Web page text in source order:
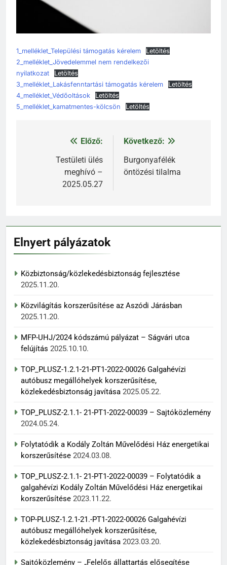
1_melléklet_Települési támogatás kérelem
Letöltés
2_melléklet_Jövedelemmel nem rendelkezői
nyilatkozat
Letöltés
3_melléklet_Lakásfenntartási támogatás kérelem
Letöltés
4_melléklet_Védőoltások
Letöltés
5_melléklet_kamatmentes-kölcsön
Letöltés
Bejegyzés
navigáció
Előző:
Testületi ülés
meghívó –
2025.05.27
Következő:
Burgonyafélék
öntözési tilalma
Elnyert pályázatok
Közbiztonság/közlekedésbiztonság fejlesztése
2025.11.20.
Közvilágítás korszerűsítése az Aszódi Járásban
2025.11.20.
MFP-UHJ/2024 kódszámú pályázat – Ságvári utca
felújítás 2025.10.10.
TOP_PLUSZ-1.2.1-21-PT1-2022-00026 Galgahévízi
autóbusz megállóhelyek korszerűsítése,
közlekedésbiztonság javítása 2025.05.22.
TOP_PLUSZ-2.1.1- 21-PT1-2022-00039 – Sajtóközlemény
2024.05.24.
Folytatódik a Kodály Zoltán Művelődési Ház energetikai
korszerűsítése 2024.03.08.
TOP_PLUSZ-2.1.1- 21-PT1-2022-00039 – Folytatódik a
galgahévízi Kodály Zoltán Művelődési Ház energetikai
korszerűsítése 2023.11.22.
TOP-PLUSZ-1.2.1-21.-PT1-2022-00026 Galgahévízi
autóbusz megállóhelyek korszerűsítése,
közlekedésbiztonság javítása 2023.03.20.
Sajtóközlemény – „Felelős állattartás elősegítése